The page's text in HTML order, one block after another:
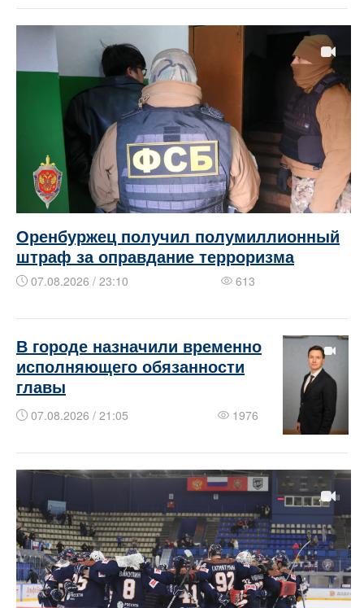
Оренбуржец получил полумиллионный
штраф за оправдание терроризма
07.08.2026 / 23:10 613
В городе назначили временно
исполняющего обязанности
главы
07.08.2026 / 21:05 1976